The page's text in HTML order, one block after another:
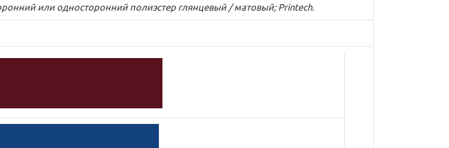
или односторонний полиэстер глянцевый / матовый; Printech.